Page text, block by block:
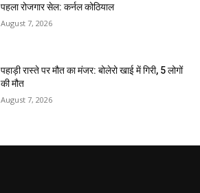
पहला रोजगार सेल: कर्नल कोठियाल
August 7, 2026
पहाड़ी रास्ते पर मौत का मंजर: बोलेरो खाई में गिरी, 5 लोगों
की मौत
August 7, 2026